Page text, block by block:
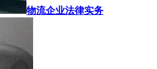
物流企业法律实务